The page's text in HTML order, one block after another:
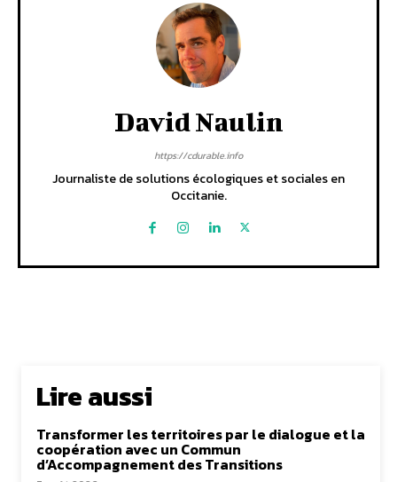
David Naulin
https://cdurable.info
Journaliste de solutions écologiques et sociales en
Occitanie.
Lire aussi
Transformer les territoires par le dialogue et la
coopération avec un Commun
d’Accompagnement des Transitions